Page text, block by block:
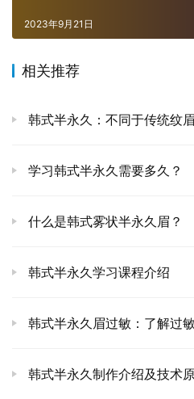
2023年9月21日
相关推荐
韩式半永久：不同于传统纹
学习韩式半永久需要多久？
什么是韩式雾状半永久眉？
韩式半永久学习课程介绍
韩式半永久眉过敏：了解过
韩式半永久制作介绍及技术